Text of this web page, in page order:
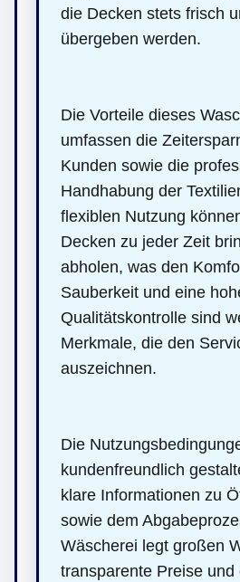
die Decken stets frisch
übergeben werden.
Die Vorteile dieses
umfassen die
Kunden sowie die
Handhabung der
flexiblen Nutzung
Decken zu jeder Zeit
abholen, was den
Sauberkeit und eine
Qualitätskontrolle sind
Merkmale, die den
auszeichnen.
Die
kundenfreundlich
klare Informationen zu
sowie dem
Wäscherei legt großen
transparente Preise und